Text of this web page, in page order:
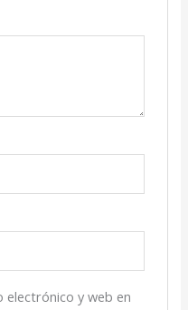
electrónico y web en